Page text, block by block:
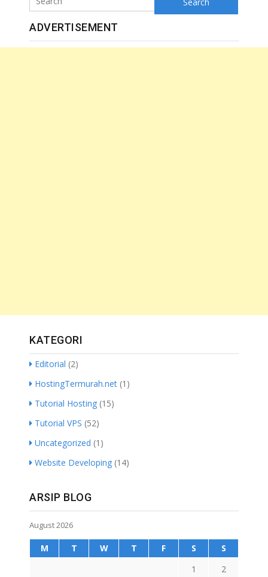
ADVERTISEMENT
KATEGORI
Editorial (2)
HostingTermurah.net (1)
Tutorial Hosting (15)
Tutorial VPS (52)
Uncategorized (1)
Website Developing (14)
ARSIP BLOG
August 2026
M T W T F S S
1 2